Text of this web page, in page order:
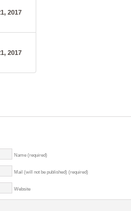
2017
2017
Name (required)
Mail (will not be published) (required)
Website